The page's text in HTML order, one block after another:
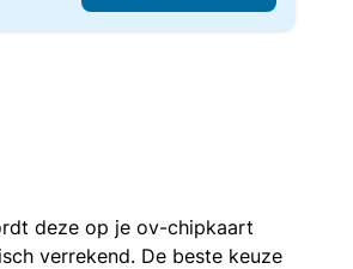
deze op je ov-chipkaart
verrekend. De beste keuze